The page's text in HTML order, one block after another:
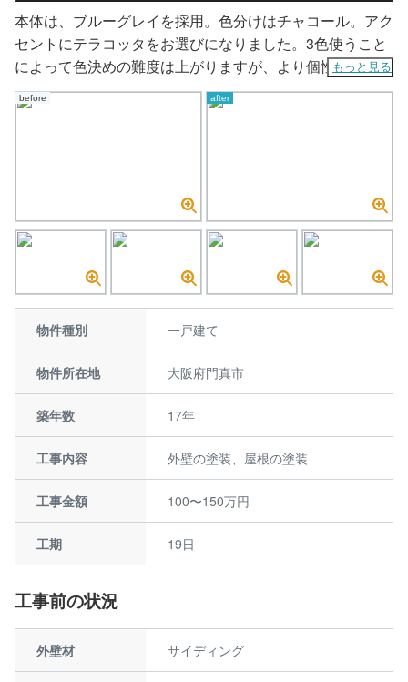
本体は、ブルーグレイを採用。色分けはチャコール。アク
セントにテラコッタをお選びになりました。3色使うこと
によって色決めの難度は上がりますが、より個性的にお家
を表現することができました。
もっと見る
before after
物件種別 一戸建て
物件所在地 大阪府門真市
築年数 17年
工事内容 外壁の塗装、屋根の塗装
工事金額 100〜150万円
工期 19日
工事前の状況
外壁材 サイディング